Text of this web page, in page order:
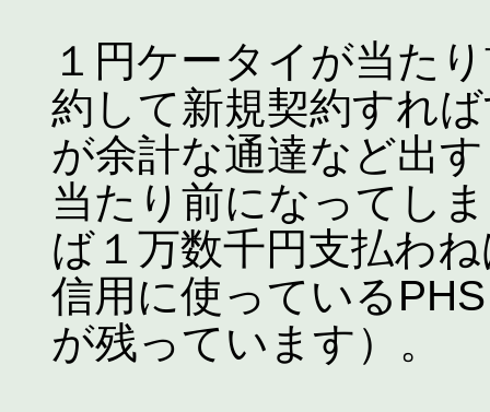
１円ケータイが当た
約して新規契約すれ
が余計な通達など出
当たり前になってし
ば１万数千円支払わ
信用に使っている
が残っています）。